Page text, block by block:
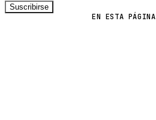
EN ESTA PÁGINA
Suscribirse